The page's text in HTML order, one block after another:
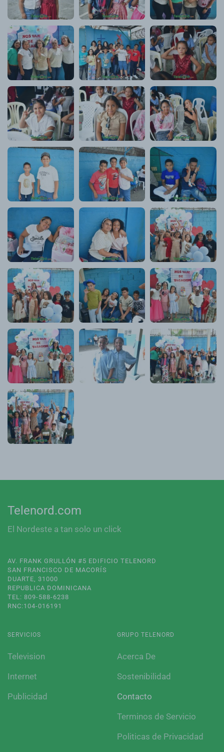
Telenord.com
El Nordeste a tan solo un click
AV. FRANK GRULLÓN #5 EDIFICIO TELENORD
SAN FRANCISCO DE MACORÍS
DUARTE, 31000
REPUBLICA DOMINICANA
TEL: 809-588-6238
RNC:104-016191
SERVICIOS
Television
Internet
Publicidad
GRUPO TELENORD
Acerca De
Sostenibilidad
Contacto
Terminos de Servicio
Politicas de Privacidad